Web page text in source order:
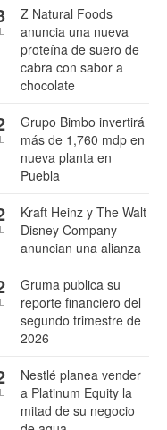
Z Natural Foods
anuncia una nueva
proteína de suero de
cabra con sabor a
chocolate
Grupo Bimbo invertirá
más de 1,760 mdp en
nueva planta en
Puebla
Kraft Heinz y The Walt
Disney Company
anuncian una alianza
Gruma publica su
reporte financiero del
segundo trimestre de
2026
Nestlé planea vender
a Platinum Equity la
mitad de su negocio